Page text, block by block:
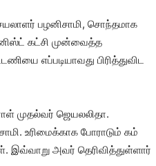
பழனி​சாமி, சொந்​த​மாக
கட்சி முன்​வைத்த
எப்​படி​யா​வது பிரித்​து​விட
முதல்​வர் ஜெயலலி​தா.
உரிமைக்​காக போராடும் கம்​
இவ்​வாறு அவர்​ தெரி​வித்​துள்​ளார்​